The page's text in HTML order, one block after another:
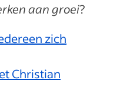
aan groei?
zich
Christian